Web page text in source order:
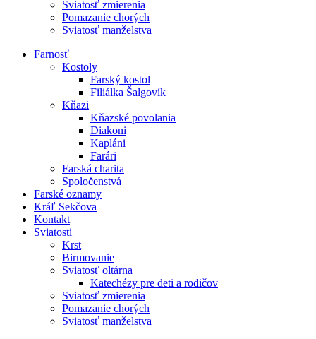
Sviatosť zmierenia
Pomazanie chorých
Sviatosť manželstva
Farnosť
Kostoly
Farský kostol
Filiálka Šalgovík
Kňazi
Kňazské povolania
Diakoni
Kapláni
Farári
Farská charita
Spoločenstvá
Farské oznamy
Kráľ Sekčova
Kontakt
Sviatosti
Krst
Birmovanie
Sviatosť oltárna
Katechézy pre deti a rodičov
Sviatosť zmierenia
Pomazanie chorých
Sviatosť manželstva